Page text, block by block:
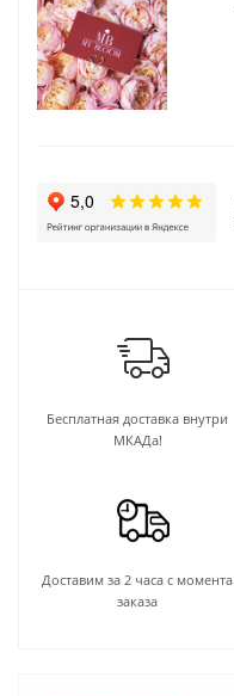
Бесплатная доставка внутри
МКАДа!
Доставим за 2 часа с момента
заказа